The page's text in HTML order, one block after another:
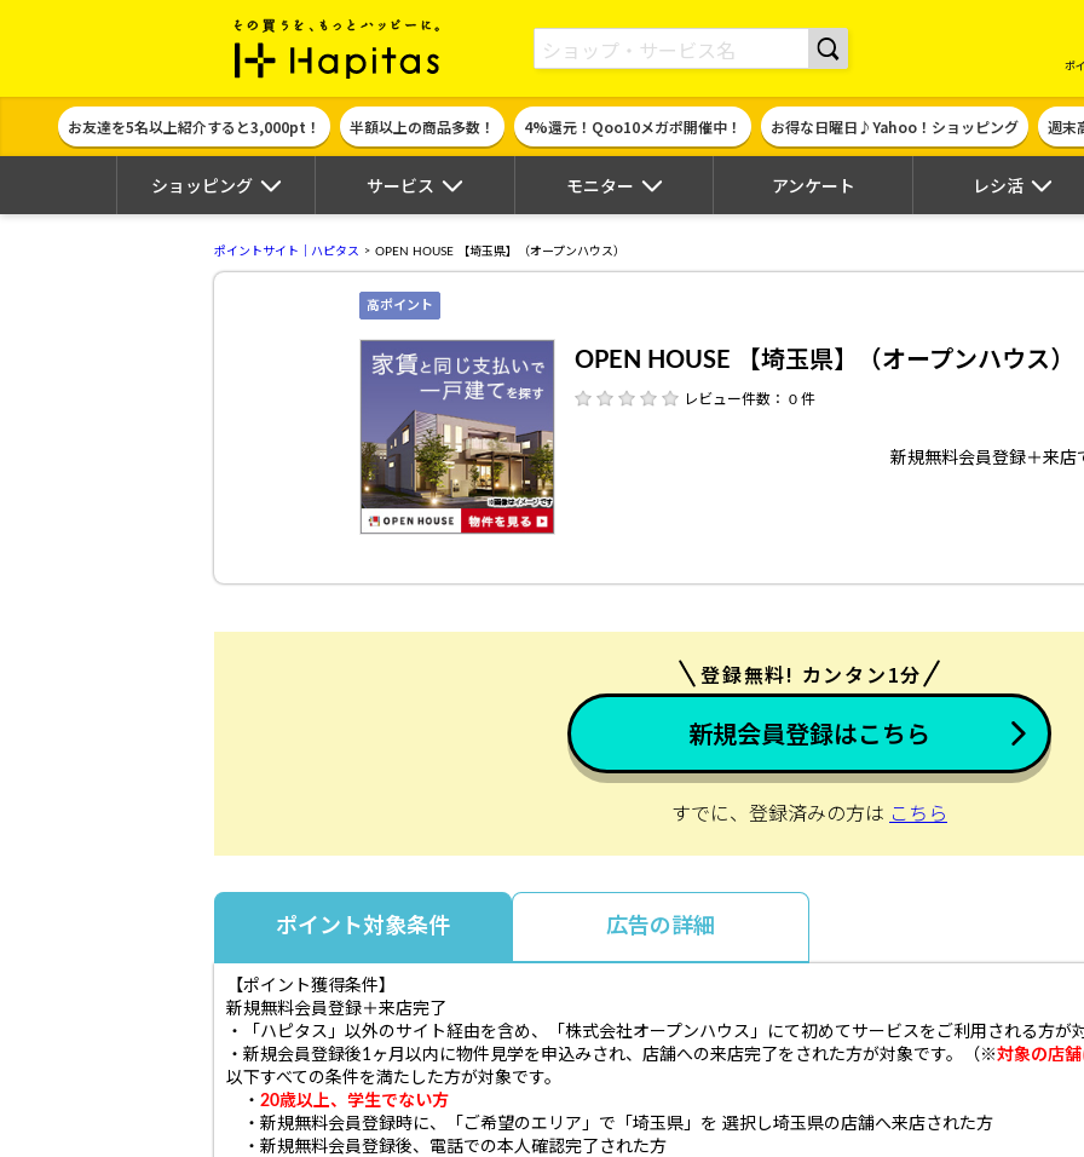
ポイント貯めて現金やギフト券に交換できるポイントサイト | ハピタス
ポ
お友達を5名以上紹介すると3,000pt！ 半額以上の商品多数！ 4%還元！Qoo10メガポ開催中！ お得な日曜日♪Yahoo！ショッピング 週末
ショッピング サービス モニター アンケート レシ活
ポイントサイト｜ハピタス OPEN HOUSE 【埼玉県】（オープンハウス）
高ポイント
OPEN HOUSE 【埼玉県】（オープンハウス）
レビュー件数： 0 件
新規無料会員登録＋来店
登録無料! カンタン1分
新規会員登録はこちら
すでに、登録済みの方は こちら
ポイント対象条件 広告の詳細
【ポイント獲得条件】
新規無料会員登録＋来店完了
・「ハピタス」以外のサイト経由を含め、「株式会社オープンハウス」にて初めてサービスをご利用される方が
・新規会員登録後1ヶ月以内に物件見学を申込みされ、店舗への来店完了をされた方が対象です。（ ※対象の店
以下すべての条件を満たした方が対象です。
・ 20歳以上、学生でない方
・新規無料会員登録時に、「ご希望のエリア」で「埼玉県」を 選択し埼玉県の店舗へ来店された方
・新規無料会員登録後、電話での本人確認完了された方